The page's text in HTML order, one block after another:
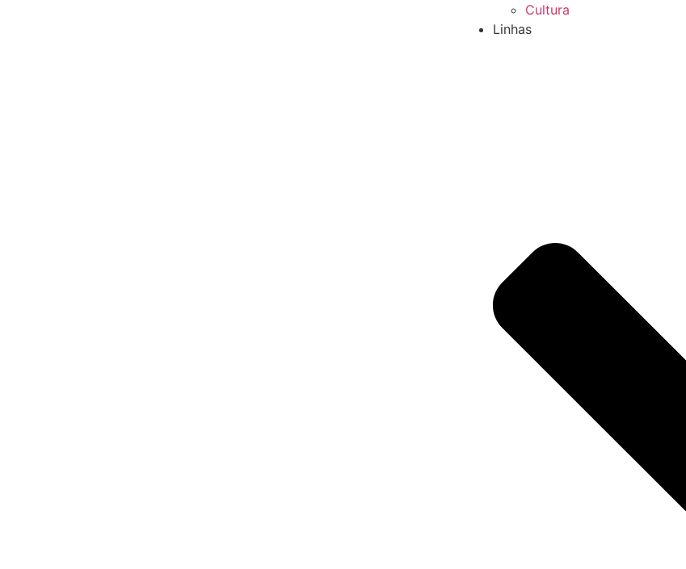
Cultura
Linhas